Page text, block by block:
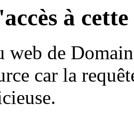
à
web de
car la